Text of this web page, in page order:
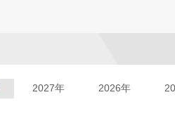
2027年 2026年